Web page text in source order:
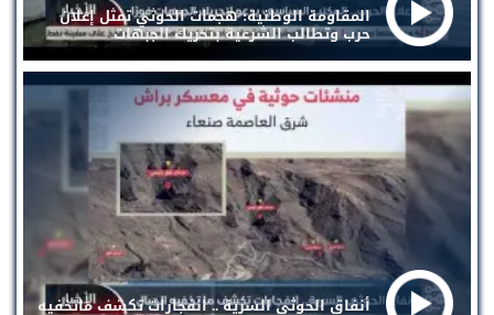
المقاومة الوطنية: هجمات الحوثي تمثل إعلان
حرب وتطالب الشرعية بتحريك الجبهات
أنفاق الحوثي السرية .. انفجارات تكشف ماتخفيه